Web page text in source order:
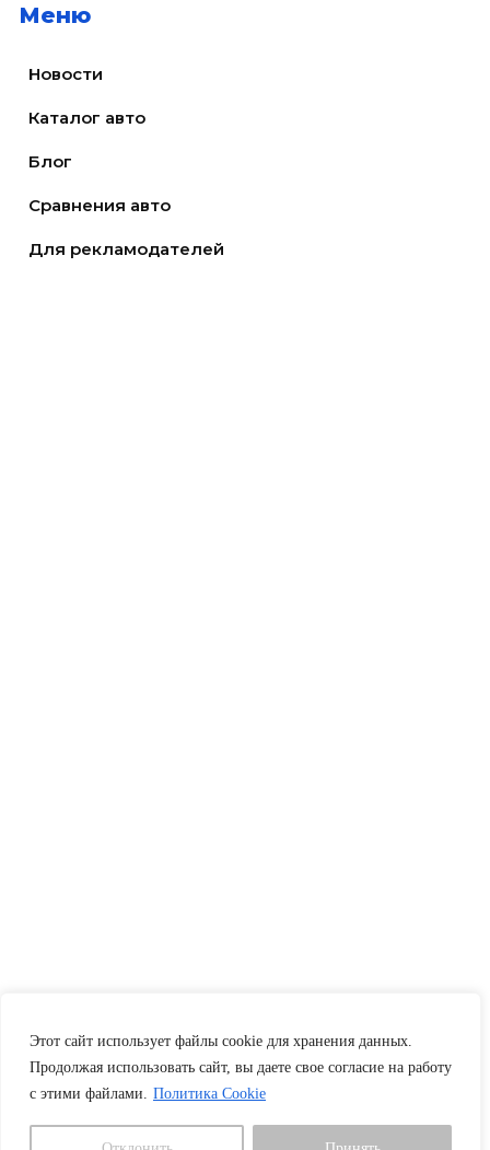
Этот сайт использует файлы cookie для хранения данных.
Продолжая использовать сайт, вы даете свое согласие на работу
с этими файлами. Политика Cookie
Меню
Новости
Каталог авто
Блог
Сравнения авто
Для рекламодателей